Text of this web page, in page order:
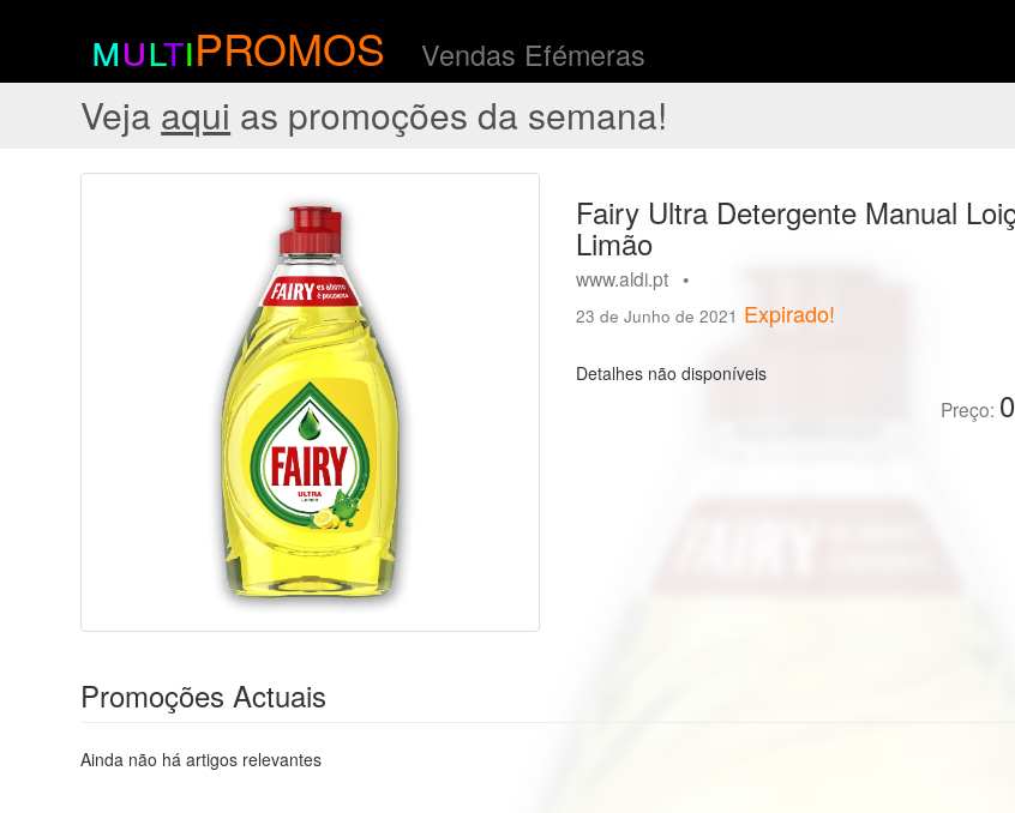
multiPROMOS Vendas Efémeras
Veja aqui as promoções da semana!
Fairy Ultra Detergente Manual
Limão
www.aldi.pt •
23 de Junho de 2021 Expirado!
Detalhes não disponíveis
Preço:
Promoções Actuais
Ainda não há artigos relevantes